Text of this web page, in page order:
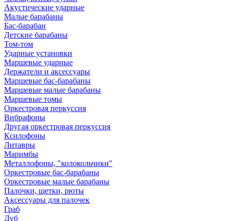
Акустические ударные
Mалые барабаны
Бас-барабан
Детские барабаны
Том-том
Ударные установки
Маршевые ударные
Держатели и аксессуары
Маршевые бас-барабаны
Маршевые малые барабаны
Маршевые томы
Оркестровая перкуссия
Вибрафоны
Другая оркестровая перкуссия
Ксилофоны
Литавры
Маримбы
Металлофоны, "колокольчики"
Оркестровые бас-барабаны
Оркестровые малые барабаны
Палочки, щетки, рюты
Аксессуары для палочек
Граб
Дуб